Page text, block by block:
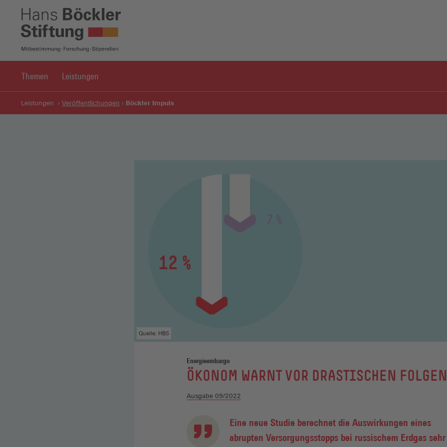
Themen Leistungen
Leistungen Veröffentlichungen Böckler Impuls
Quelle: HBS
Energieembargo
:
ÖKONOM WARNT VOR DRASTISCHEN FOLGEN
Ausgabe 09/2022
Eine neue Studie berechnet die Auswirkungen eines
abrupten Versorgungsstopps bei russischem Erdgas sehr